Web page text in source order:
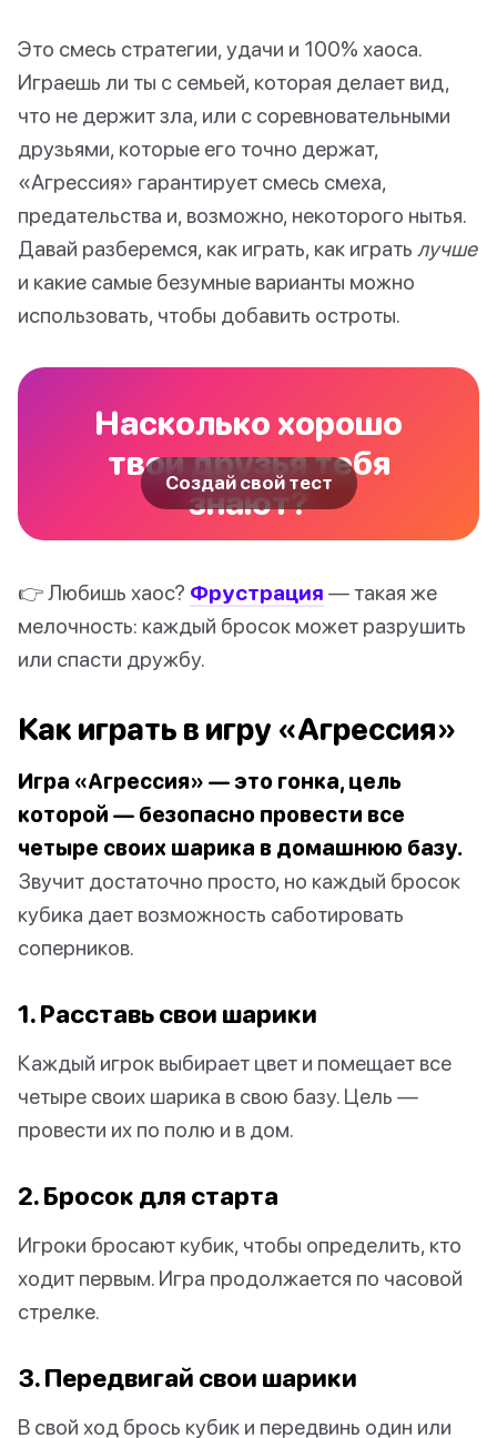
Это смесь стратегии, удачи и 100% хаоса.
Играешь ли ты с семьей, которая делает вид,
что не держит зла, или с соревновательными
друзьями, которые его точно держат,
«Агрессия» гарантирует смесь смеха,
предательства и, возможно, некоторого нытья.
Давай разберемся, как играть, как играть лучше
и какие самые безумные варианты можно
использовать, чтобы добавить остроты.
Насколько хорошо
твои друзья тебя
знают?
Создай свой тест
👉 Любишь хаос? Фрустрация — такая же
мелочность: каждый бросок может разрушить
или спасти дружбу.
Как играть в игру «Агрессия»
Игра «Агрессия» — это гонка, цель
которой — безопасно провести все
четыре своих шарика в домашнюю базу.
Звучит достаточно просто, но каждый бросок
кубика дает возможность саботировать
соперников.
1. Расставь свои шарики
Каждый игрок выбирает цвет и помещает все
четыре своих шарика в свою базу. Цель —
провести их по полю и в дом.
2. Бросок для старта
Игроки бросают кубик, чтобы определить, кто
ходит первым. Игра продолжается по часовой
стрелке.
3. Передвигай свои шарики
В свой ход брось кубик и передвинь один или